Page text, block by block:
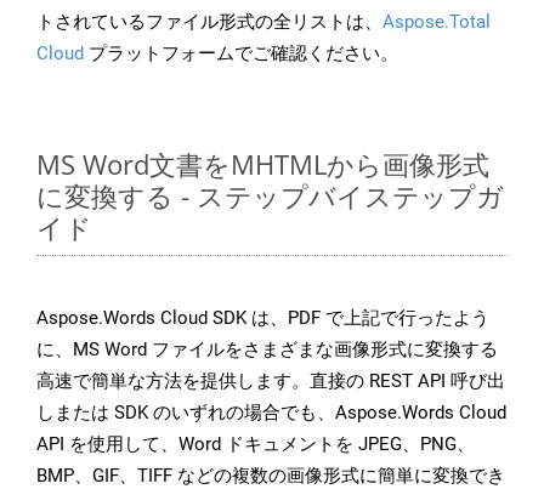
トされているファイル形式の全リストは、 Aspose.Total
Cloud プラットフォームでご確認ください。
MS Word文書をMHTMLから画像形式
に変換する - ステップバイステップガ
イド
Aspose.Words Cloud SDK は、PDF で上記で行ったよう
に、MS Word ファイルをさまざまな画像形式に変換する
高速で簡単な方法を提供します。直接の REST API 呼び出
しまたは SDK のいずれの場合でも、Aspose.Words Cloud
API を使用して、Word ドキュメントを JPEG、PNG、
BMP、GIF、TIFF などの複数の画像形式に簡単に変換でき